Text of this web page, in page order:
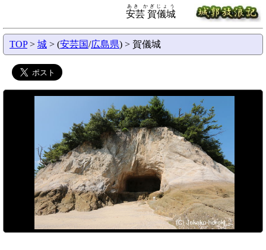
安芸 賀儀城
あき かぎじょう
TOP> 城 > (安芸国/広島県) > 賀儀城